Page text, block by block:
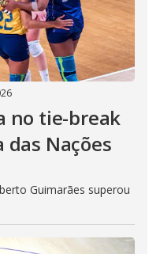
no tie-break
das Nações
Guimarães superou